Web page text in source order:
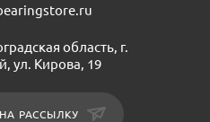
область, г.
ул. Кирова, 19
РАССЫЛКУ